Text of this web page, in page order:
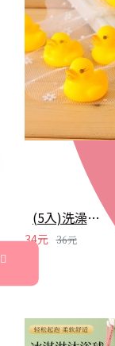
(5入)洗澡戲水黃色小鴨 幼兒早教益智玩具 發聲玩具
34元 36元